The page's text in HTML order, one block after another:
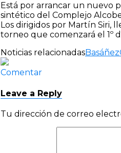
Está por arrancar un nuevo
sintético del Complejo
Los dirigidos por Martín Siri,
torneo que comenzará el 1º
Noticias relacionadasBasáñez
Comentar
Leave a Reply
Tu dirección de correo